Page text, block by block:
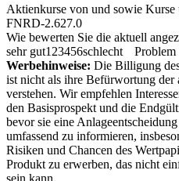
Aktienkurse von und sowie Kurse
FNRD-2.627.0
Wie bewerten Sie die aktuell
sehr gut1 23456schlecht
Problem
Werbehinweise: Die Billigung
ist nicht als ihre Befürwortung der
verstehen. Wir empfehlen
den Basisprospekt und die
bevor sie eine
umfassend zu informieren,
Risiken und Chancen des
Produkt zu erwerben, das nicht
sein kann.